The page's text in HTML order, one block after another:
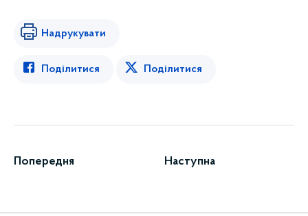
Надрукувати
Поділитися Поділитися
Попередня Наступна